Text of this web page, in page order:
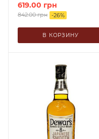
619.00 грн
842.00грн -26%
В КОРЗИНУ